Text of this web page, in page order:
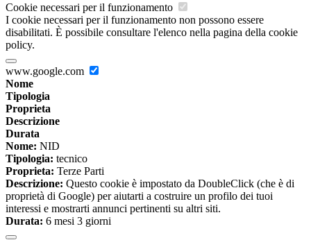
Cookie necessari per il funzionamento
I cookie necessari per il funzionamento non possono essere
disabilitati. È possibile consultare l'elenco nella pagina della cookie
policy.
www.google.com
Nome
Tipologia
Proprieta
Descrizione
Durata
Nome: NID
Tipologia: tecnico
Proprieta: Terze Parti
Descrizione: Questo cookie è impostato da DoubleClick (che è di
proprietà di Google) per aiutarti a costruire un profilo dei tuoi
interessi e mostrarti annunci pertinenti su altri siti.
Durata: 6 mesi 3 giorni